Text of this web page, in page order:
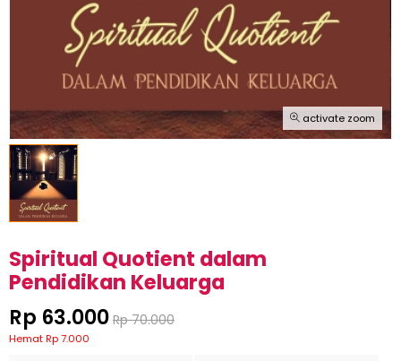
activate zoom
Spiritual Quotient dalam
Pendidikan Keluarga
Rp 63.000 Rp 70.000
Hemat Rp 7.000